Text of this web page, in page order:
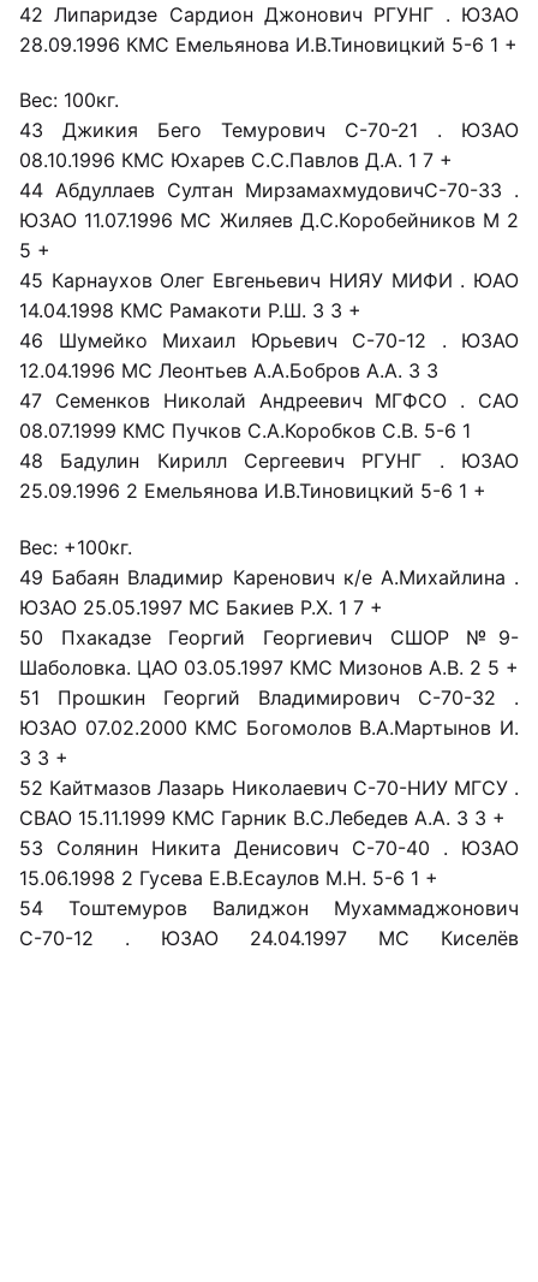
42 Липаридзе Сардион Джонович РГУНГ . ЮЗАО
28.09.1996 КМС Емельянова И.В.Тиновицкий 5-6 1 +
Вес: 100кг.
43 Джикия Бего Темурович С-70-21 . ЮЗАО
08.10.1996 КМС Юхарев С.С.Павлов Д.А. 1 7 +
44 Абдуллаев Султан МирзамахмудовичС-70-33 .
ЮЗАО 11.07.1996 МС Жиляев Д.С.Коробейников М 2
5 +
45 Карнаухов Олег Евгеньевич НИЯУ МИФИ . ЮАО
14.04.1998 КМС Рамакоти Р.Ш. 3 3 +
46 Шумейко Михаил Юрьевич С-70-12 . ЮЗАО
12.04.1996 МС Леонтьев А.А.Бобров А.А. 3 3
47 Семенков Николай Андреевич МГФСО . САО
08.07.1999 КМС Пучков С.А.Коробков С.В. 5-6 1
48 Бадулин Кирилл Сергеевич РГУНГ . ЮЗАО
25.09.1996 2 Емельянова И.В.Тиновицкий 5-6 1 +
Вес: +100кг.
49 Бабаян Владимир Каренович к/е А.Михайлина .
ЮЗАО 25.05.1997 МС Бакиев Р.Х. 1 7 +
50 Пхакадзе Георгий Георгиевич СШОР №9-
Шаболовка. ЦАО 03.05.1997 КМС Мизонов А.В. 2 5 +
51 Прошкин Георгий Владимирович С-70-32 .
ЮЗАО 07.02.2000 КМС Богомолов В.А.Мартынов И.
3 3 +
52 Кайтмазов Лазарь Николаевич С-70-НИУ МГСУ .
СВАО 15.11.1999 КМС Гарник В.С.Лебедев А.А. 3 3 +
53 Солянин Никита Денисович С-70-40 . ЮЗАО
15.06.1998 2 Гусева Е.В.Есаулов М.Н. 5-6 1 +
54 Тоштемуров Валиджон Мухаммаджонович
С-70-12 . ЮЗАО 24.04.1997 МС Киселёв